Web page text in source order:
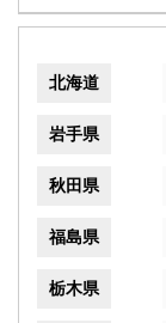
北海道
岩手県
秋田県
福島県
栃木県